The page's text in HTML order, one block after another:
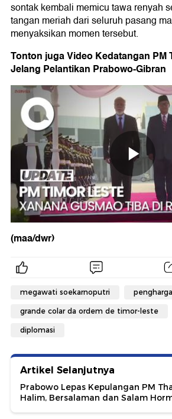
sontak kembali memicu tawa renyah
tangan meriah dari seluruh pasang
menyaksikan momen tersebut.
Tonton juga Video Kedatangan PM
Jelang Pelantikan Prabowo-Gibran
(maa/dwr)
megawati soekarnoputri
grande colar da ordem de timor-leste
diplomasi
Artikel Selanjutnya
Prabowo Lepas Kepulangan PM
Halim, Bersalaman dan Salam